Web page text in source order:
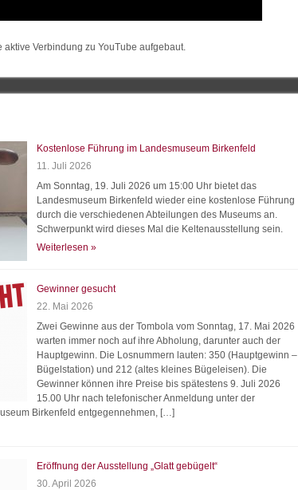
Verbindung zu YouTube aufgebaut.
Kostenlose Führung im Landesmuseum Birkenfeld
11. Juli 2026
Am Sonntag, 19. Juli 2026 um 15:00 Uhr bietet das
Landesmuseum Birkenfeld wieder eine kostenlose Führung
durch die verschiedenen Abteilungen des Museums an.
Schwerpunkt wird dieses Mal die Keltenausstellung sein.
Weiterlesen »
Gewinner gesucht
22. Mai 2026
Zwei Gewinne aus der Tombola vom Sonntag, 17. Mai 2026
warten immer noch auf ihre Abholung, darunter auch der
Hauptgewinn. Die Losnummern lauten: 350 (Hauptgewinn –
Bügelstation) und 212 (altes kleines Bügeleisen). Die
Gewinner können ihre Preise bis spätestens 9. Juli 2026
15.00 Uhr nach telefonischer Anmeldung unter der
Birkenfeld entgegennehmen, […]
Eröffnung der Ausstellung „Glatt gebügelt“
30. April 2026